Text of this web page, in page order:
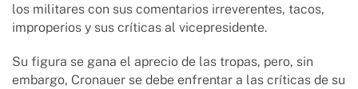
los militares con sus comentarios irreverentes, tacos,
improperios y sus críticas al vicepresidente.
Su figura se gana el aprecio de las tropas, pero, sin
embargo, Cronauer se debe enfrentar a las críticas de su